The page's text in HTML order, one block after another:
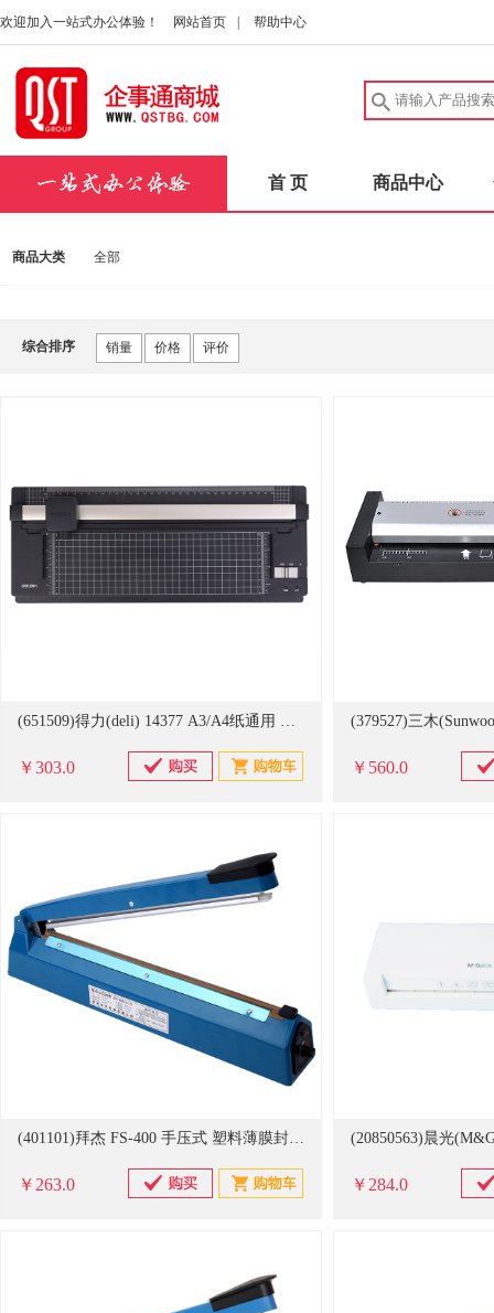
欢迎加入一站式办公体验！ 网站首页 帮助中心
首 页 商品中心
商品大类 全部
综合排序 销量 价格 评价
(651509)得力(deli) 14377 A3/A4纸通用 塑封机(单位：台)
￥303.0 ￥560.0
(401101)拜杰 FS-400 手压式 塑料薄膜封口机(单位：个)
￥263.0 ￥284.0